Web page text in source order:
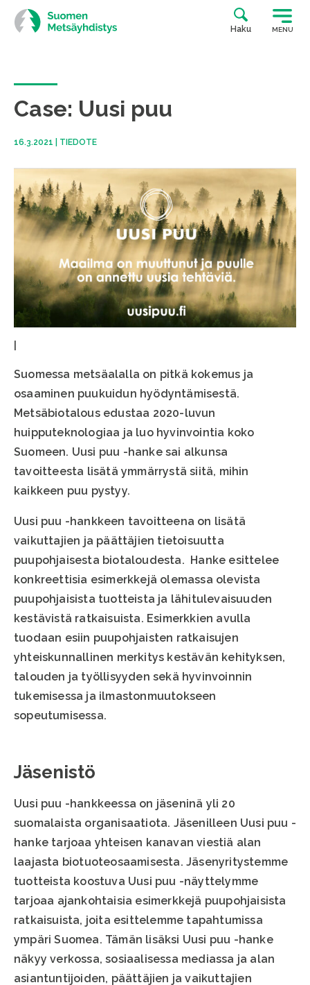
Siirry
suoraan
sisältöön
Haku MENU
Case: Uusi puu
16.3.2021 TIEDOTE
Suomessa metsäalalla on pitkä kokemus ja
osaaminen puukuidun hyödyntämisestä.
Metsäbiotalous edustaa 2020-luvun
huipputeknologiaa ja luo hyvinvointia koko
Suomeen. Uusi puu -hanke sai alkunsa
tavoitteesta lisätä ymmärrystä siitä, mihin
kaikkeen puu pystyy.
Uusi puu -hankkeen tavoitteena on lisätä
vaikuttajien ja päättäjien tietoisuutta
puupohjaisesta biotaloudesta. Hanke esittelee
konkreettisia esimerkkejä olemassa olevista
puupohjaisista tuotteista ja lähitulevaisuuden
kestävistä ratkaisuista. Esimerkkien avulla
tuodaan esiin puupohjaisten ratkaisujen
yhteiskunnallinen merkitys kestävän kehityksen,
talouden ja työllisyyden sekä hyvinvoinnin
tukemisessa ja ilmastonmuutokseen
sopeutumisessa.
Jäsenistö
Uusi puu -hankkeessa on jäseninä yli 20
suomalaista organisaatiota. Jäsenilleen Uusi puu -
hanke tarjoaa yhteisen kanavan viestiä alan
laajasta biotuoteosaamisesta. Jäsenyritystemme
tuotteista koostuva Uusi puu -näyttelymme
tarjoaa ajankohtaisia esimerkkejä puupohjaisista
ratkaisuista, joita esittelemme tapahtumissa
ympäri Suomea. Tämän lisäksi Uusi puu -hanke
näkyy verkossa, sosiaalisessa mediassa ja alan
asiantuntijoiden, päättäjien ja vaikuttajien